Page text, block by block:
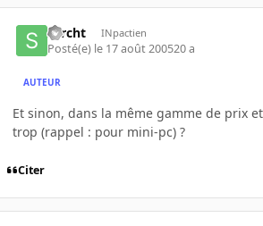
sarcht INpactien
Posté(e) le 17 août 200520 a
AUTEUR
Et sinon, dans la même gamme de prix
trop (rappel : pour mini-pc) ?
Citer